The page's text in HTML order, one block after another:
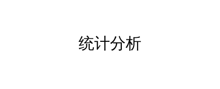
统计分析